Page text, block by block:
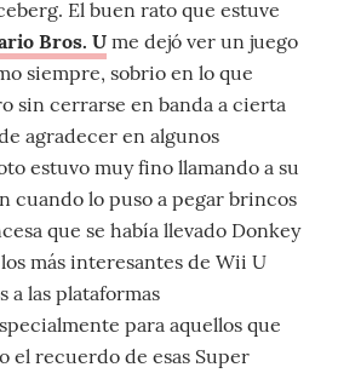
El buen rato que estuve
Bros. U me dejó ver un juego
siempre, sobrio en lo que
sin cerrarse en banda a cierta
agradecer en algunos
estuvo muy fino llamando a su
cuando lo puso a pegar brincos
que se había llevado Donkey
más interesantes de Wii U
a las plataformas
para aquellos que
el recuerdo de esas Super